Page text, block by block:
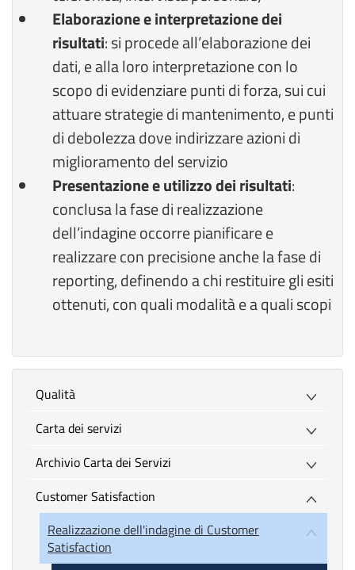
Elaborazione e interpretazione dei
risultati: si procede all’elaborazione dei
dati, e alla loro interpretazione con lo
scopo di evidenziare punti di forza, sui cui
attuare strategie di mantenimento, e punti
di debolezza dove indirizzare azioni di
miglioramento del servizio
Presentazione e utilizzo dei risultati:
conclusa la fase di realizzazione
dell’indagine occorre pianificare e
realizzare con precisione anche la fase di
reporting, definendo a chi restituire gli esiti
ottenuti, con quali modalità e a quali scopi
Qualità
Carta dei servizi
Archivio Carta dei Servizi
Customer Satisfaction
Realizzazione dell'indagine di Customer
Satisfaction